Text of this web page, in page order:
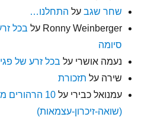
שחר שגב על התחלנו…
Ronny Weinberger על בכל
סיומה
נעמה אושרי על בכל זרע של
שירה על תזכורת
עמנואל כבירי על
10
(שואה-זיכרון-עצמאות)